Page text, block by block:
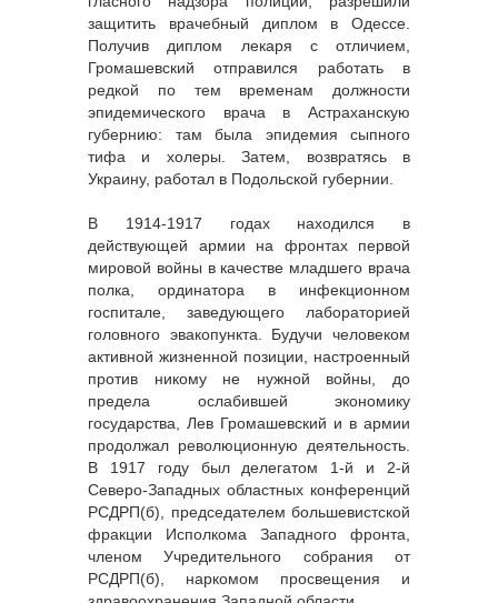
защитить врачебный диплом в Одессе.
Получив диплом лекаря с отличием,
Громашевский отправился работать в
редкой по тем временам должности
эпидемического врача в Астраханскую
губернию: там была эпидемия сыпного
тифа и холеры. Затем, возвратясь в
Украину, работал в Подольской губернии.
В 1914-1917 годах находился в
действующей армии на фронтах первой
мировой войны в качестве младшего врача
полка, ординатора в инфекционном
госпитале, заведующего лабораторией
головного эвакопункта. Будучи человеком
активной жизненной позиции, настроенный
против никому не нужной войны, до
предела ослабившей экономику
государства, Лев Громашевский и в армии
продолжал революционную деятельность.
В 1917 году был делегатом 1-й и 2-й
Северо-Западных областных конференций
РСДРП(б), председателем большевистской
фракции Исполкома Западного фронта,
членом Учредительного собрания от
РСДРП(б), наркомом просвещения и